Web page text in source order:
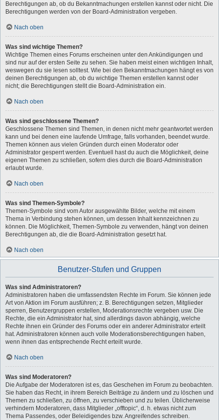
Berechtigungen ab, ob du Bekanntmachungen erstellen kannst oder nicht. Die
Berechtigungen werden von der Board-Administration vergeben.
Nach oben
Was sind wichtige Themen?
Wichtige Themen eines Forums erscheinen unter den Ankündigungen und
sind nur auf der ersten Seite zu sehen. Sie haben meist einen wichtigen Inhalt,
weswegen du sie lesen solltest. Wie bei den Bekanntmachungen hängt es von
deinen Berechtigungen ab, ob du wichtige Themen erstellen kannst oder
nicht; die Berechtigungen stellt die Board-Administration ein.
Nach oben
Was sind geschlossene Themen?
Geschlossene Themen sind Themen, in denen nicht mehr geantwortet werden
kann und bei denen eine laufende Umfrage, falls vorhanden, beendet wurde.
Themen können aus vielen Gründen durch einen Moderator oder
Administrator gesperrt werden. Eventuell hast du auch die Möglichkeit, deine
eigenen Themen zu schließen, sofern dies durch die Board-Administration
erlaubt wurde.
Nach oben
Was sind Themen-Symbole?
Themen-Symbole sind vom Autor ausgewählte Bilder, welche mit einem
Thema in Verbindung stehen können, um dessen Inhalt kennzeichnen zu
können. Die Möglichkeit, Themen-Symbole zu verwenden, hängt von deinen
Berechtigungen ab, die die Board-Administration gesetzt hat.
Nach oben
Benutzer-Stufen und Gruppen
Was sind Administratoren?
Administratoren haben die umfassendsten Rechte im Forum. Sie können jede
Art von Aktion im Forum ausführen; z. B. Berechtigungen setzen, Mitglieder
sperren, Benutzergruppen erstellen, Moderationsrechte vergeben usw. Die
Rechte, die ein Administrator hat, sind allerdings davon abhängig, welche
Rechte ihnen ein Gründer des Forums oder ein anderer Administrator erteilt
hat. Administratoren können auch volle Moderationsberechtigungen haben,
wenn ihnen das entsprechende Recht erteilt wurde.
Nach oben
Was sind Moderatoren?
Die Aufgabe der Moderatoren ist es, das Geschehen im Forum zu beobachten.
Sie haben das Recht, in ihrem Bereich Beiträge zu ändern und zu löschen und
Themen zu schließen, zu öffnen, zu verschieben und zu teilen. Üblicherweise
verhindern Moderatoren, dass Mitglieder „offtopic“, d. h. etwas nicht zum
Thema Passendes, oder Beleidigendes bzw. Angreifendes schreiben.